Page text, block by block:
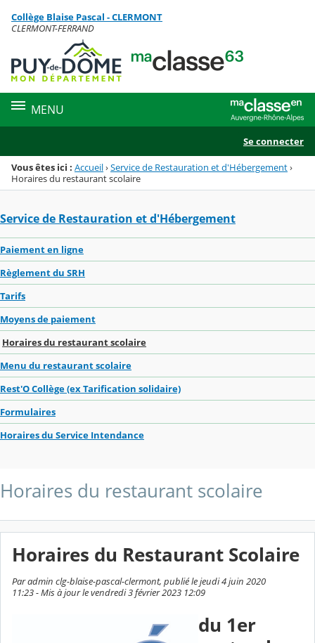
Menu de la rubrique
Contenu
Collège Blaise Pascal - CLERMONT
CLERMONT-FERRAND
MENU
Se connecter
Vous êtes ici : Accueil›Service de Restauration et d'Hébergement›
Horaires du restaurant scolaire
Service de Restauration et d'Hébergement
Paiement en ligne
Règlement du SRH
Tarifs
Moyens de paiement
Horaires du restaurant scolaire
Menu du restaurant scolaire
Rest'O Collège (ex Tarification solidaire)
Formulaires
Horaires du Service Intendance
Horaires du restaurant scolaire
Horaires du Restaurant Scolaire
Par admin clg-blaise-pascal-clermont, publié le jeudi 4 juin 2020
11:23 - Mis à jour le vendredi 3 février 2023 12:09
du 1er